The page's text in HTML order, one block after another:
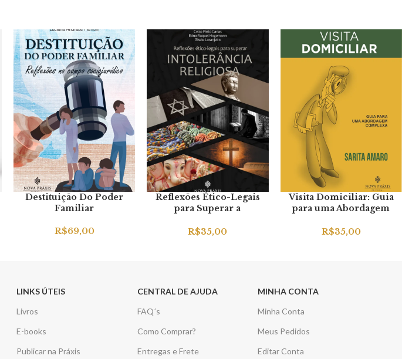
Destituição Do Poder
Familiar
R$69,00
Reflexões Ético-Legais
para Superar a
book)
R$35,00
Visita Domiciliar: Guia
para uma Abordagem
R$35,00
LINKS ÚTEIS
Livros
E-books
Publicar na Práxis
CENTRAL DE AJUDA
FAQ´s
Como Comprar?
Entregas e Frete
MINHA CONTA
Minha Conta
Meus Pedidos
Editar Conta